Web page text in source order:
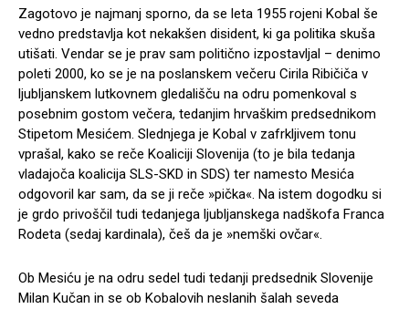
Zagotovo je najmanj sporno, da se leta 1955 rojeni Kobal še
vedno predstavlja kot nekakšen disident, ki ga politika skuša
utišati. Vendar se je prav sam politično izpostavljal – denimo
poleti 2000, ko se je na poslanskem večeru Cirila Ribičiča v
ljubljanskem lutkovnem gledališču na odru pomenkoval s
posebnim gostom večera, tedanjim hrvaškim predsednikom
Stipetom Mesićem. Slednjega je Kobal v zafrkljivem tonu
vprašal, kako se reče Koaliciji Slovenija (to je bila tedanja
vladajoča koalicija SLS-SKD in SDS) ter namesto Mesića
odgovoril kar sam, da se ji reče »pička«. Na istem dogodku si
je grdo privoščil tudi tedanjega ljubljanskega nadškofa Franca
Rodeta (sedaj kardinala), češ da je »nemški ovčar«.
Ob Mesiću je na odru sedel tudi tedanji predsednik Slovenije
Milan Kučan in se ob Kobalovih neslanih šalah seveda